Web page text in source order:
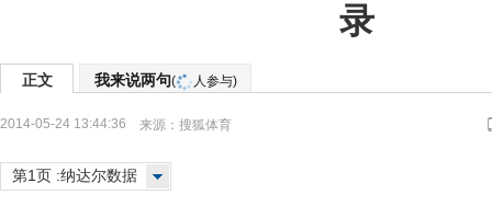
录
正文 我来说两句( 人参与)
2014-05-24 13:44:36 来源： 搜狐体育
第1页 :纳达尔数据